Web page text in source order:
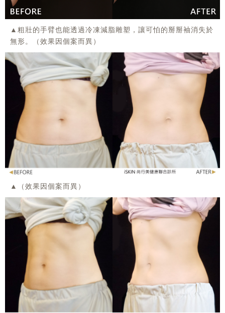
▲粗壯的手臂也能透過冷凍減脂雕塑，讓可怕的掰掰袖消失於
無形。（效果因個案而異）
▲（效果因個案而異）